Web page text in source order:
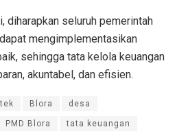
diharapkan seluruh pemerintah
mengimplementasikan
sehingga tata kelola keuangan
akuntabel, dan efisien.
Blora desa
PMD Blora tata keuangan